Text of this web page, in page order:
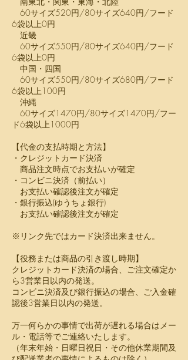
60サイズ520円/80サイズ640円/フード
6袋以上0円
近畿
60サイズ550円/80サイズ640円/フード
6袋以上0円
中国・四国
60サイズ550円/80サイズ680円/フード
6袋以上100円
沖縄
60サイズ1470円/80サイズ1470円/フー
ド6袋以上1000円
【代金の支払時期と方法】
・クレジットカード決済
商品注文時点でお支払いが確定
・コンビニ決済（前払い）
お支払い確認後注文が確定
・銀行振込(ゆうちょ銀行)
お支払い確認後注文が確定
※リンク先ではカード決済出来ません。
【役務または商品の引き渡し時期】
クレジットカード決済の場合、ご注文確定か
ら3営業日以内の発送。
コンビニ決済及び銀行振込の場合、ご入金確
認後3営業日以内の発送。
万一何らかの事情で出荷が遅れる場合はメー
ル・電話等でご連絡いたします。
（年末年始・日曜日祝日・その他休業期間及